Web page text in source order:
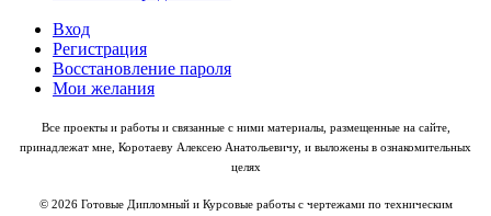
Вход
Регистрация
Восстановление пароля
Мои желания
Все проекты и работы и связанные с ними материалы, размещенные на сайте,
принадлежат мне, Коротаеву Алексею Анатольевичу, и выложены в ознакомительных
целях
© 2026 Готовые Дипломный и Курсовые работы с чертежами по техническим